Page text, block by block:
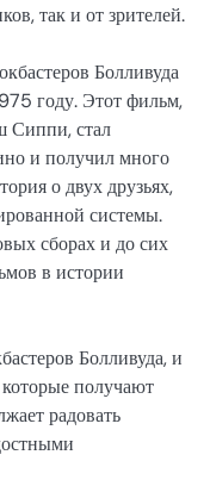
так и от зрителей.
Болливуда
году. Этот фильм,
Сиппи, стал
и получил много
о двух друзьях,
системы.
сборах и до сих
в истории
Болливуда, и
получают
радовать